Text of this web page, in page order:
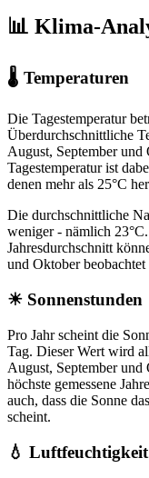
📊 Klima-
🌡 Temperaturen
Die Tagestemperatur
Überdurchschnittliche
August, September und
Tagestemperatur ist
denen mehr als 25°C
Die durchschnittliche
weniger - nämlich
Jahresdurchschnitt
und Oktober
☀ Sonnenstunden
Pro Jahr scheint die
Tag. Dieser Wert wird
August, September
höchste gemessene
auch, dass die Sonne
scheint.
💧 Luftfeuchtigkeit